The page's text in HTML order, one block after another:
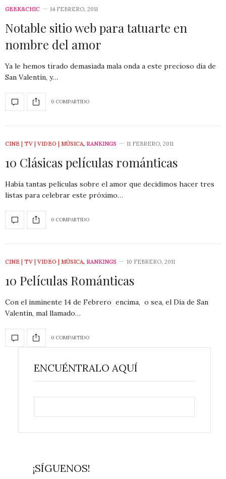
GEEK&CHIC 14 FEBRERO, 2011
Notable sitio web para tatuarte en
nombre del amor
Ya le hemos tirado demasiada mala onda a este precioso día de
San Valentín, y…
0 COMPARTIDO
CINE | TV | VIDEO | MÚSICA, RANKINGS 11 FEBRERO, 2011
10 Clásicas películas románticas
Había tantas películas sobre el amor que decidimos hacer tres
listas para celebrar este próximo…
0 COMPARTIDO
CINE | TV | VIDEO | MÚSICA, RANKINGS 10 FEBRERO, 2011
10 Películas Románticas
Con el inminente 14 de Febrero encima, o sea, el Día de San
Valentín, mal llamado…
0 COMPARTIDO
ENCUÉNTRALO AQUÍ
¡SÍGUENOS!